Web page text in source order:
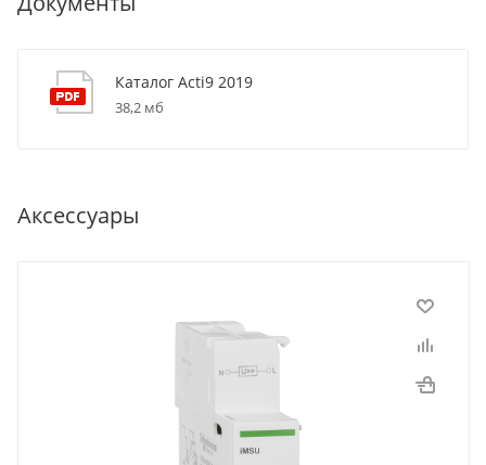
Каталог Acti9 2019
38,2 мб
Аксессуары